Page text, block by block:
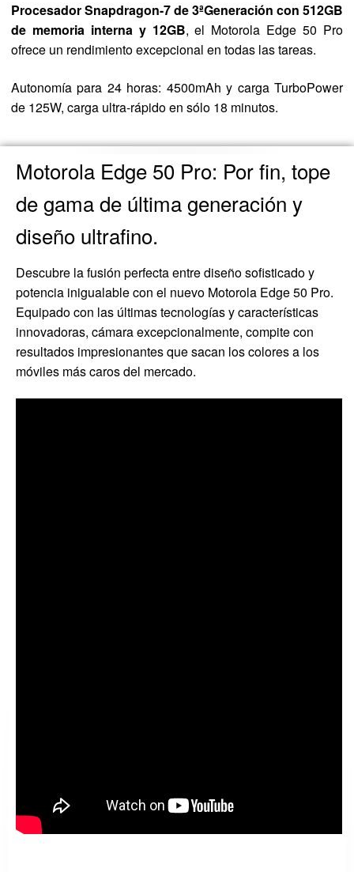
Procesador Snapdragon-7 de 3ªGeneración con 512GB
de memoria interna y 12GB, el Motorola Edge 50 Pro
ofrece un rendimiento excepcional en todas las tareas.
Autonomía para 24 horas: 4500mAh y carga TurboPower
de 125W, carga ultra-rápido en sólo 18 minutos.
Motorola Edge 50 Pro: Por fin, tope
de gama de última generación y
diseño ultrafino.
Descubre la fusión perfecta entre diseño sofisticado y
potencia inigualable con el nuevo Motorola Edge 50 Pro.
Equipado con las últimas tecnologías y características
innovadoras, cámara excepcionalmente, compite con
resultados impresionantes que sacan los colores a los
móviles más caros del mercado.